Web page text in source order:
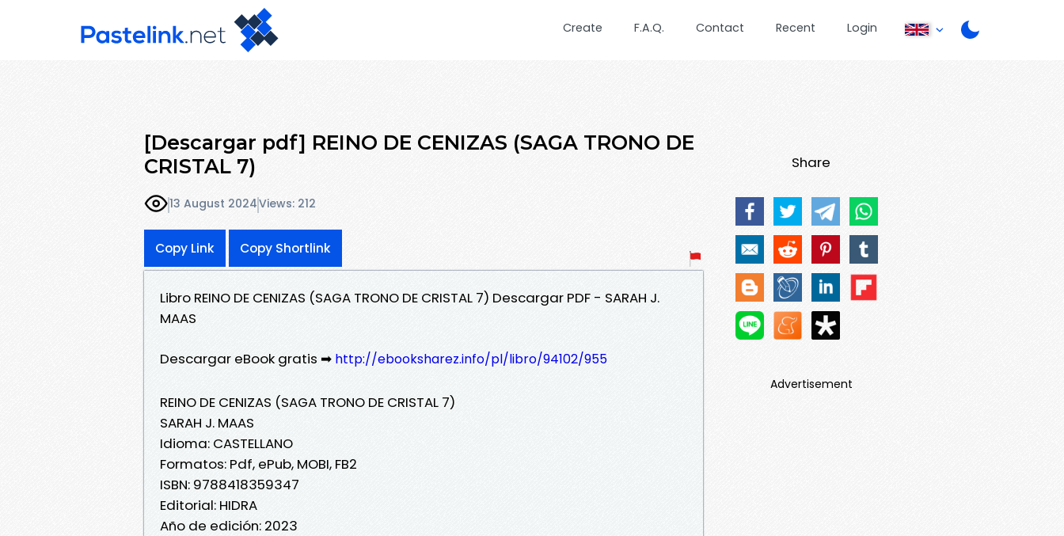
Create F.A.Q. Contact Recent Login
[Descargar pdf] REINO DE CENIZAS (SAGA TRONO DE
CRISTAL 7)
13 August 2024Views: 212
Copy Link Copy Shortlink
Libro REINO DE CENIZAS (SAGA TRONO DE CRISTAL 7) Descargar PDF - SARAH J.
MAAS
Descargar eBook gratis ➡ http://ebooksharez.info/pl/libro/94102/955
REINO DE CENIZAS (SAGA TRONO DE CRISTAL 7)
SARAH J. MAAS
Idioma: CASTELLANO
Formatos: Pdf, ePub, MOBI, FB2
ISBN: 9788418359347
Editorial: HIDRA
Año de edición: 2023
Share
Advertisement